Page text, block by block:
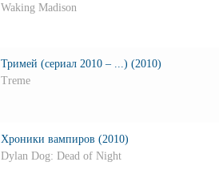
Waking Madison
Тримей (сериал 2010 – ...) (2010)
Treme
Хроники вампиров (2010)
Dylan Dog: Dead of Night